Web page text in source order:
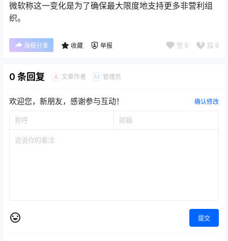
微软称这一变化是为了确保最大限度地支持更多非营利组
织。
海报分享 收藏 举报 赞 0 踩 0
0 条回复 A 文章作者 M 管理员
欢迎您，新朋友，感谢参与互动！ 确认修改
提交